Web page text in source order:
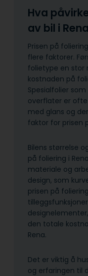
Hva
av bil i
Prisen på
flere faktorer.
folietype en stor
kostnaden på
Spesialfolier
overflater er
med glans og
faktor for prisen
Bilens størrelse
på foliering i
materiale og
design, som
prisen på
den totale
Rena.
Det er viktig å
og erfaringen til